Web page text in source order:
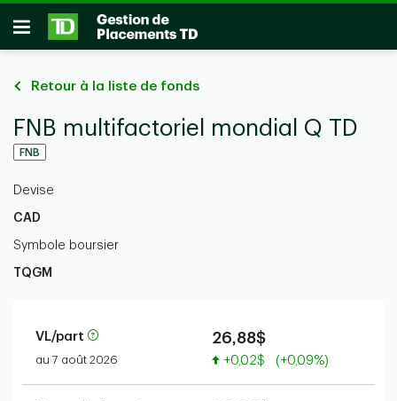
Passer au contenu principal
Ouvrir
Retour à la liste de fonds
FNB multifactoriel mondial Q TD
FNB
Devise
CAD
Symbole boursier
TQGM
VL/part
au 7 août 2026
26,88$
Valeur accrue
+0,02$ (+0,09%)